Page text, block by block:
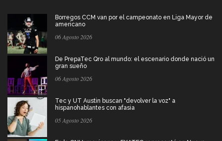
Borregos CCM van por el campeonato en Liga Mayor de
americano
06 Agosto 2026
De PrepaTec Qro al mundo: el escenario donde nació un
gran sueño
06 Agosto 2026
Tec y UT Austin buscan "devolver la voz" a
hispanohablantes con afasia
05 Agosto 2026